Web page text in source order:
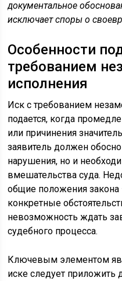
документальное
исключает споры о
Особенности
требованием
исполнения
Иск с требованием
подается, когда
или причинения
заявитель должен
нарушения, но и
вмешательства суда.
общие положения закона
конкретные
невозможность ждать
судебного процесса.
Ключевым элементом
иске следует